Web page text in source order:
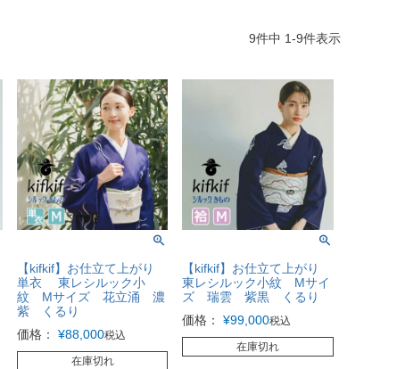
9件中 1-9件表示
【kifkif】お仕立て上がり
単衣 東レシルック小
紋 Mサイズ 花立涌 濃
紫 くるり
価格：
¥88,000税込
在庫切れ
【kifkif】お仕立て上がり
東レシルック小紋 Mサイ
ズ 瑞雲 紫黒 くるり
価格：
¥99,000税込
在庫切れ